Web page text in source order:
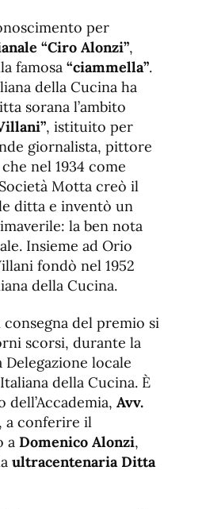
fuente
de
fuente.
per
“Ciro Alonzi”,
famosa “ciammella”.
della Cucina ha
sorana l’ambito
, istituito per
giornalista, pittore
nel 1934 come
Motta creò il
ditta e inventò un
la ben nota
Insieme ad Orio
fondò nel 1952
della Cucina.
del premio si
scorsi, durante la
Delegazione locale
della Cucina. È
dell’Accademia, Avv.
a conferire il
a Domenico Alonzi,
ultracentenaria Ditta